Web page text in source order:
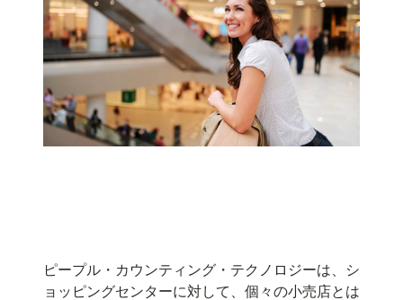
ピープル・カウンティング・テクノロジーは、シ
ョッピングセンターに対して、個々の小売店とは